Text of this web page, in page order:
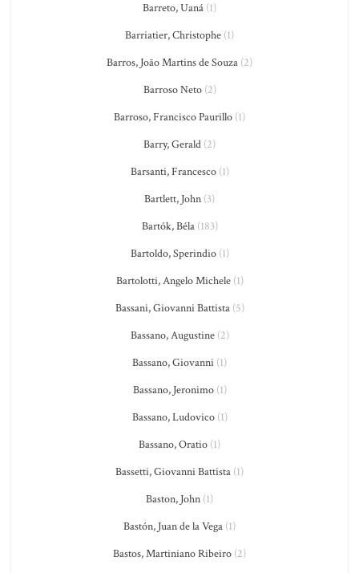
Barreto, Uaná (1)
Barriatier, Christophe (1)
Barros, João Martins de Souza (2)
Barroso Neto(2)
Barroso, Francisco Paurillo (1)
Barry, Gerald (2)
Barsanti, Francesco(1)
Bartlett, John (3)
Bartók, Béla(183)
Bartoldo, Sperindio(1)
Bartolotti, Angelo Michele(1)
Bassani, Giovanni Battista(5)
Bassano, Augustine(2)
Bassano, Giovanni (1)
Bassano, Jeronimo(1)
Bassano, Ludovico(1)
Bassano, Oratio (1)
Bassetti, Giovanni Battista (1)
Baston, John (1)
Bastón, Juan de la Vega (1)
Bastos, Martiniano Ribeiro (2)